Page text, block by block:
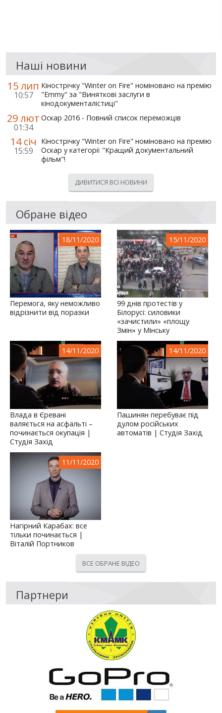
Наші новини
15 лип
10:57
Кінострічку "Winter on Fire" номіновано на премію
"Emmy" за "Виняткові заслуги в
кінодокументалістиці"
29 лют
01:34
Оскар 2016 - Повний список переможців
14 січ
15:59
Кінострічку "Winter on Fire" номіновано на премію
Оскар у категорії "Кращий документальний
фільм"!
ДИВИТИСЯ ВСІ НОВИНИ
Обране відео
18/11/2020
Перемога, яку неможливо
відрізнити від поразки
15/11/2020
99 днів протестів у
Білорусі: силовики
«зачистили» «площу
Змін» у Мінську
14/11/2020
Влада в Єревані
валяється на асфальті –
починається окупація |
Студія Захід
14/11/2020
Пашинян перебуває під
дулом російських
автоматів | Студія Захід
11/11/2020
Нагірний Карабах: все
тільки починається |
Віталій Портников
ВСЕ ОБРАНЕ ВІДЕО
Партнери